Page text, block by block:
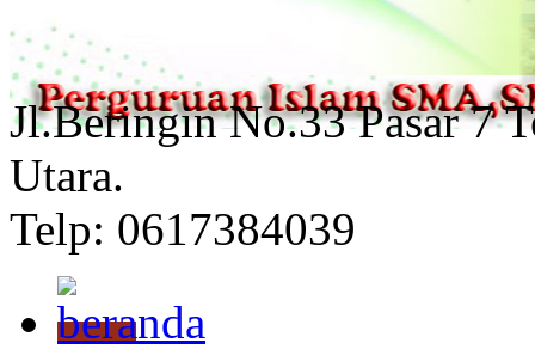
Jl.Beringin No.33 Pasar 7
Utara.
Telp: 0617384039